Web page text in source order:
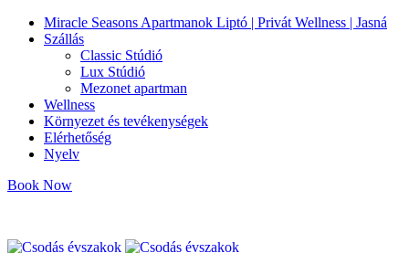
Miracle Seasons Apartmanok Liptó | Privát Wellness | Jasná
Szállás
Classic Stúdió
Lux Stúdió
Mezonet apartman
Wellness
Környezet és tevékenységek
Elérhetőség
Nyelv
Book Now